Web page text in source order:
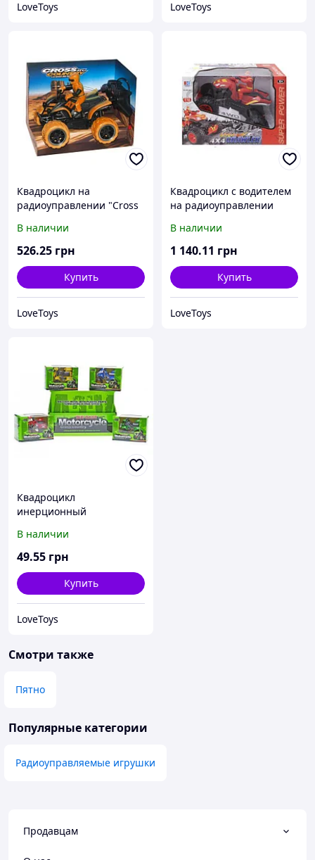
LoveToys LoveToys
Квадроцикл на
радиоуправлении "Cross
В наличии
526.25 грн
Купить
LoveToys
Квадроцикл с водителем
на радиоуправлении
В наличии
1 140.11 грн
Купить
LoveToys
Квадроцикл
инерционный
В наличии
49.55 грн
Купить
LoveToys
Смотри также
Пятно
Популярные категории
Радиоуправляемые игрушки
Продавцам